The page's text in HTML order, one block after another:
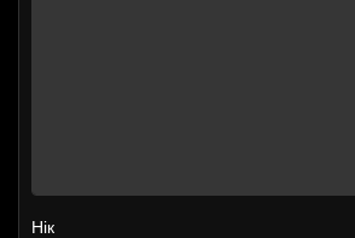
Нік